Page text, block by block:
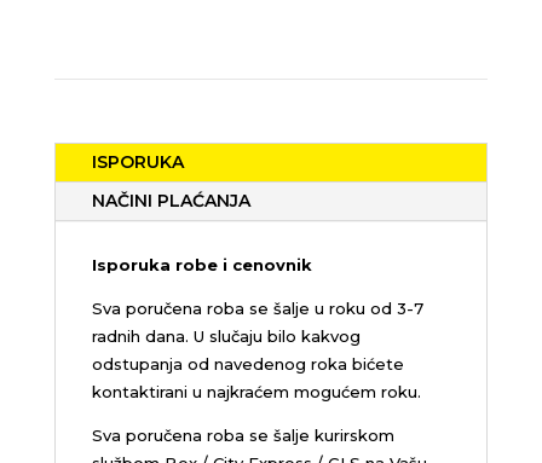
ISPORUKA
NAČINI PLAĆANJA
Isporuka robe i cenovnik
Sva poručena roba se šalje u roku od 3-7
radnih dana. U slučaju bilo kakvog
odstupanja od navedenog roka bićete
kontaktirani u najkraćem mogućem roku.
Sva poručena roba se šalje kurirskom